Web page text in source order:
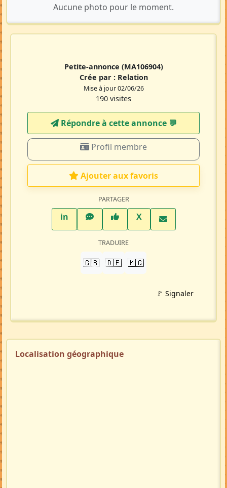
Aucune photo pour le moment.
Petite-annonce (MA106904)
Crée par : Relation
Mise à jour 02/06/26
190 visites
Répondre à cette annonce 💬​
Profil membre
Ajouter aux favoris
PARTAGER
inLinkedInWhatsAppFacebook
XTwitter X
TRADUIRE
🇬🇧 🇩🇪 🇲🇬
🚩 Signaler
Localisation géographique